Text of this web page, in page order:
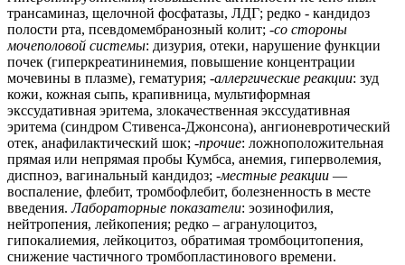
трансаминаз, щелочной фосфатазы, ЛДГ; редко - кандидоз
полости рта, псевдомембранозный колит; -со стороны
мочеполовой системы: дизурия, отеки, нарушение функции
почек (гиперкреатининемия, повышение концентрации
мочевины в плазме), гематурия; -аллергические реакции: зуд
кожи, кожная сыпь, крапивница, мультиформная
экссудативная эритема, злокачественная экссудативная
эритема (синдром Стивенса-Джонсона), ангионевротический
отек, анафилактический шок; -прочие: ложноположительная
прямая или непрямая пробы Кумбса, анемия, гиперволемия,
диспноэ, вагинальный кандидоз; -местные реакции —
воспаление, флебит, тромбофлебит, болезненность в месте
введения.Лабораторные показатели: эозинофилия,
нейтропения, лейкопения; редко – агранулоцитоз,
гипокалиемия, лейкоцитоз, обратимая тромбоцитопения,
снижение частичного тромбопластинового времени.